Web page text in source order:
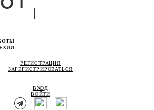
РЕГИСТРАЦИЯ
ЗАРЕГИСТРИРОВАТЬСЯ
ВХОД
ВОЙТИ